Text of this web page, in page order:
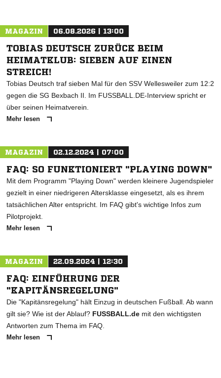
MAGAZIN 06.08.2026 | 13:00
TOBIAS DEUTSCH ZURÜCK BEIM
HEIMATKLUB: SIEBEN AUF EINEN
STREICH!
Tobias Deutsch traf sieben Mal für den SSV Wellesweiler zum 12:2
gegen die SG Bexbach II. Im FUSSBALL.DE-Interview spricht er
über seinen Heimatverein.
Mehr lesen
MAGAZIN 02.12.2024 | 07:00
FAQ: SO FUNKTIONIERT "PLAYING DOWN"
Mit dem Programm "Playing Down" werden kleinere Jugendspieler
gezielt in einer niedrigeren Altersklasse eingesetzt, als es ihrem
tatsächlichen Alter entspricht. Im FAQ gibt's wichtige Infos zum
Pilotprojekt.
Mehr lesen
MAGAZIN 22.09.2024 | 12:30
FAQ: EINFÜHRUNG DER
"KAPITÄNSREGELUNG"
Die "Kapitänsregelung" hält Einzug in deutschen Fußball. Ab wann
gilt sie? Wie ist der Ablauf? FUSSBALL.de mit den wichtigsten
Antworten zum Thema im FAQ.
Mehr lesen